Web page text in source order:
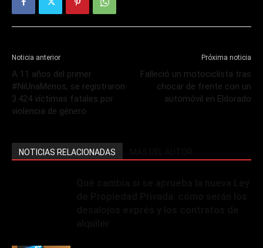
Noticia anterior
A 11 años del primer
#NiUnaMenos, se registraron
3.424 víctimas fatales por
violencia de género
Próxima noticia
Falleció un motociclista tras
chocar de frente con un
automóvil en Eldorado
NOTICIAS RELACIONADAS